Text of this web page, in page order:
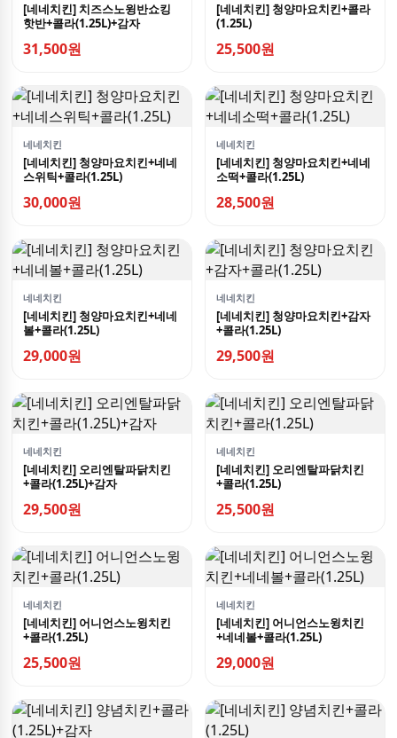
[네네치킨] 치즈스노윙반쇼킹
핫반+콜라(1.25L)+감자
31,500원
[네네치킨] 청양마요치킨+콜라
(1.25L)
25,500원
네네치킨
[네네치킨] 청양마요치킨+네네
스위틱+콜라(1.25L)
30,000원
네네치킨
[네네치킨] 청양마요치킨+네네
소떡+콜라(1.25L)
28,500원
네네치킨
[네네치킨] 청양마요치킨+네네
볼+콜라(1.25L)
29,000원
네네치킨
[네네치킨] 청양마요치킨+감자
+콜라(1.25L)
29,500원
네네치킨
[네네치킨] 오리엔탈파닭치킨
+콜라(1.25L)+감자
29,500원
네네치킨
[네네치킨] 오리엔탈파닭치킨
+콜라(1.25L)
25,500원
네네치킨
[네네치킨] 어니언스노윙치킨
+콜라(1.25L)
25,500원
네네치킨
[네네치킨] 어니언스노윙치킨
+네네볼+콜라(1.25L)
29,000원